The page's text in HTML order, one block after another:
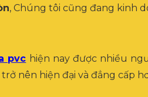
, Chúng tôi cũng đang kinh
pvc hiện nay được nhiều
nên hiện đại và đẳng cấp